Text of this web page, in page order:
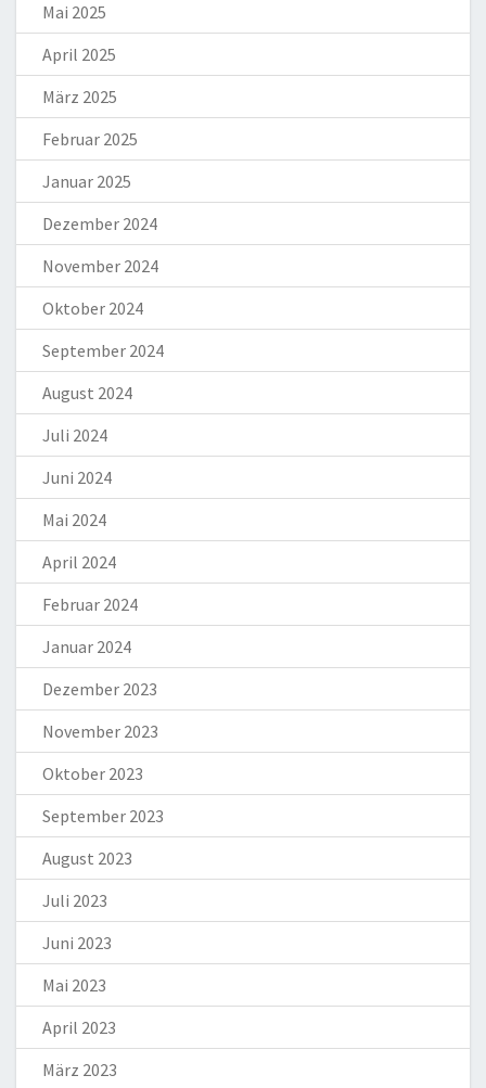
Mai 2025
April 2025
März 2025
Februar 2025
Januar 2025
Dezember 2024
November 2024
Oktober 2024
September 2024
August 2024
Juli 2024
Juni 2024
Mai 2024
April 2024
Februar 2024
Januar 2024
Dezember 2023
November 2023
Oktober 2023
September 2023
August 2023
Juli 2023
Juni 2023
Mai 2023
April 2023
März 2023